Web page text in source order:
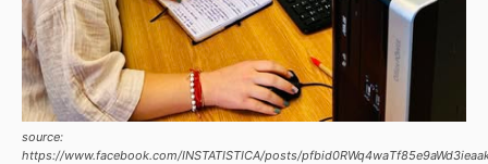
source:
https://www.facebook.com/INSTATISTICA/posts/